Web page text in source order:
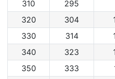
310
295
320
304
330
314
340
323
350
333